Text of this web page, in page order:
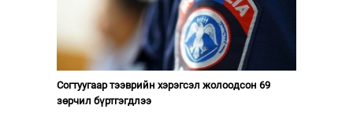
Согтуугаар тээврийн хэрэгсэл жолоодсон 69
зөрчил бүртгэгдлээ